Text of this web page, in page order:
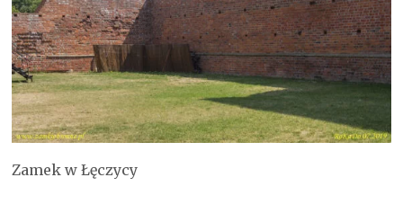
Zamek w Łęczycy